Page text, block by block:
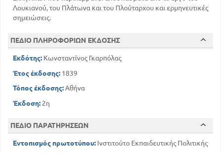
Λουκιανού, του Πλάτωνα και του Πλούταρχου και ερμηνευτικές
σημειώσεις.
ΠΕΔΙΟ ΠΛΗΡΟΦΟΡΙΩΝ ΕΚΔΟΣΗΣ
Εκδότης: Κωνσταντίνος Γκαρπόλας
Έτος έκδοσης: 1839
Τόπος έκδοσης:Αθήνα
Έκδοση: 2η
ΠΕΔΙΟ ΠΑΡΑΤΗΡΗΣΕΩΝ
Εντοπισμός πρωτοτύπου: Ινστιτούτο Εκπαιδευτικής Πολιτικής